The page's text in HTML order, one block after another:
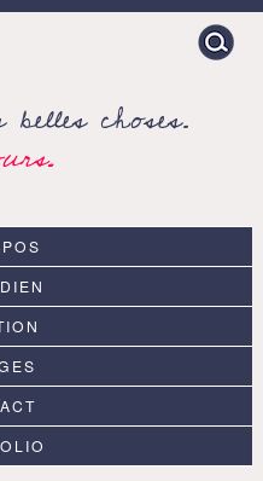
Search
for:
choses.